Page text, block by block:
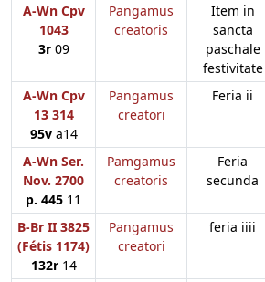
A-Wn Cpv
1043
3r09
Pangamus
creatoris
Item in
sancta
paschale
festivitate
A-Wn Cpv
13 314
95va14
Pangamus
creatori
Feria ii
A-Wn Ser.
Nov. 2700
p. 445 11
Pamgamus
creatoris
Feria
secunda
B-Br II 3825
(Fétis 1174)
132r14
Pangamus
creatori
feria iiii